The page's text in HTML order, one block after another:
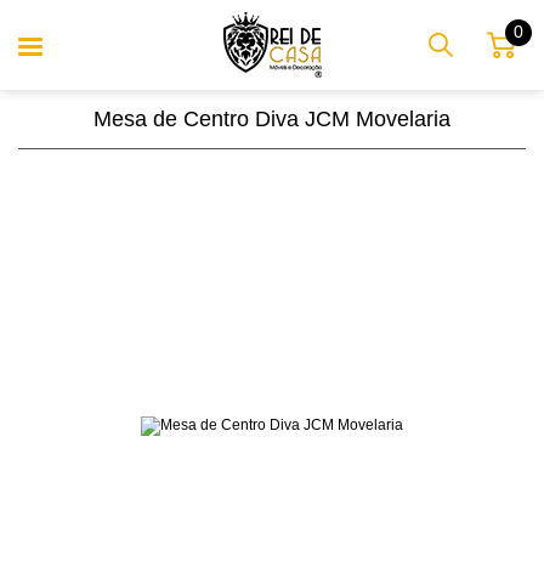
0
Mesa de Centro Diva JCM Movelaria